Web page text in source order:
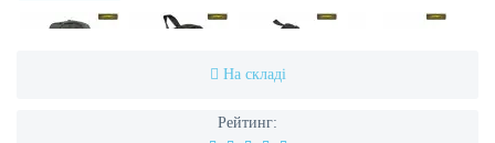
На складі
Рейтинг: